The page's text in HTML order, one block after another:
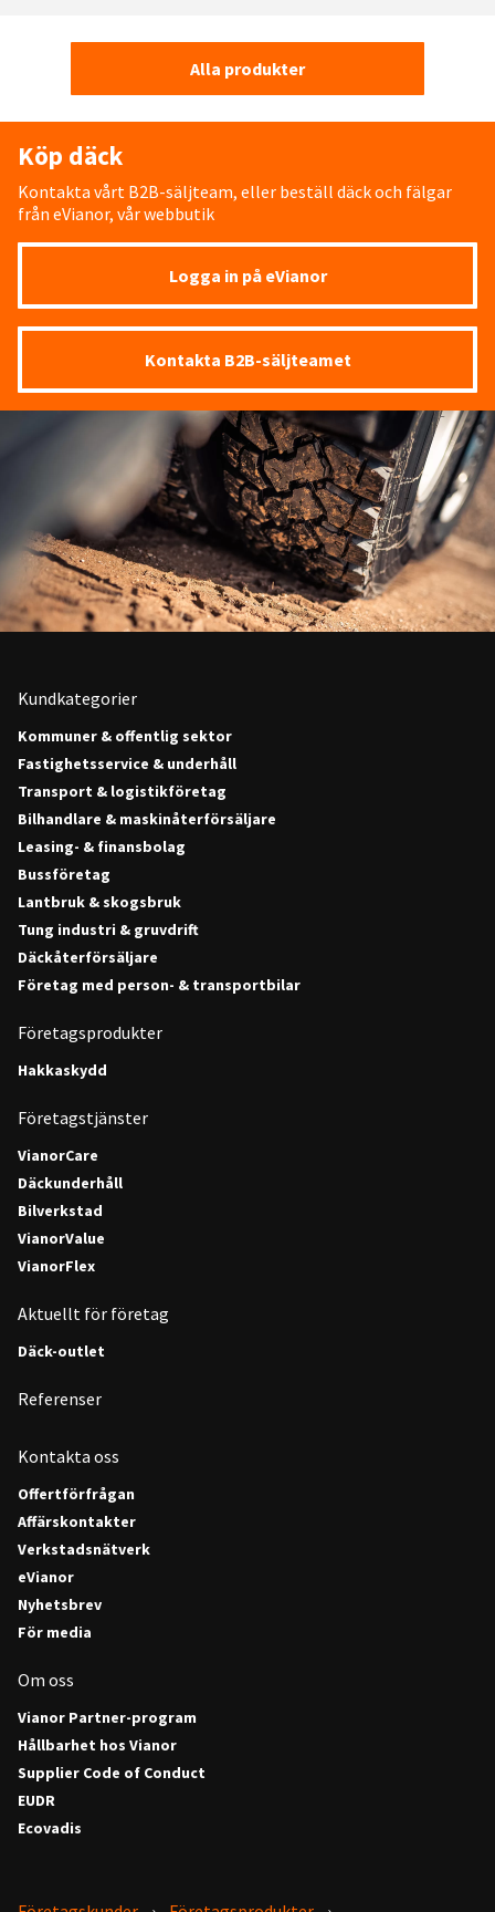
Alla produkter
Köp däck
Kontakta vårt B2B-säljteam, eller beställ däck och fälgar
från eVianor, vår webbutik
Logga in på eVianor
Kontakta B2B-säljteamet
Kundkategorier
Kommuner & offentlig sektor
Fastighetsservice & underhåll
Transport & logistikföretag
Bilhandlare & maskinåterförsäljare
Leasing- & finansbolag
Bussföretag
Lantbruk & skogsbruk
Tung industri & gruvdrift
Däckåterförsäljare
Företag med person- & transportbilar
Företagsprodukter
Hakkaskydd
Företagstjänster
VianorCare
Däckunderhåll
Bilverkstad
VianorValue
VianorFlex
Aktuellt för företag
Däck-outlet
Referenser
Kontakta oss
Offertförfrågan
Affärskontakter
Verkstadsnätverk
eVianor
Nyhetsbrev
För media
Om oss
Vianor Partner-program
Hållbarhet hos Vianor
Supplier Code of Conduct
EUDR
Ecovadis